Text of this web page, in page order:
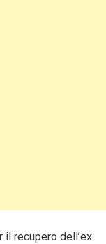
recupero dell’ex